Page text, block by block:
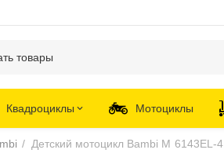
Квадроциклы Мотоциклы
/ Детский мотоцикл Bambi M 6143EL-4